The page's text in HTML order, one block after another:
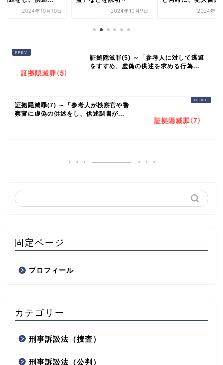
2024年10月10日 2024年10月9日 2024年10
証拠隠滅罪(5) ～「参考人に対して逃避
をすすめ、虚偽の供述を求める行為...
証拠隠滅罪(7) ～「参考人が検察官や警
察官に虚偽の供述をし、供述調書が...
固定ページ
プロフィール
カテゴリー
刑事訴訟法（捜査）
刑事訴訟法（公判）